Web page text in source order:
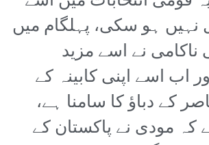
نہیں ہو سکی، پہلگام میں
نے اسے مزید
اب اسے اپنی کابینہ کے
کے دباؤ کا سامنا ہے،
کہ مودی نے پاکستان کے